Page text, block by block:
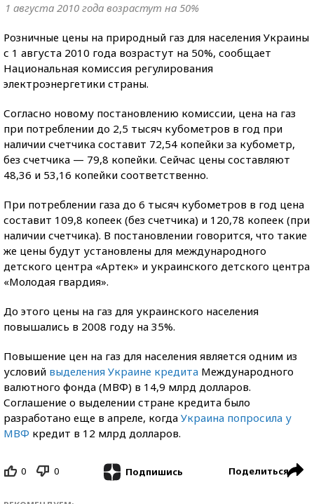
1 августа 2010 года возрастут на 50%
Розничные цены на природный газ для населения Украины
с 1 августа 2010 года возрастут на 50%, сообщает
Национальная комиссия регулирования
электроэнергетики страны.
Согласно новому постановлению комиссии, цена на газ
при потреблении до 2,5 тысяч кубометров в год при
наличии счетчика составит 72,54 копейки за кубометр,
без счетчика — 79,8 копейки. Сейчас цены составляют
48,36 и 53,16 копейки соответственно.
При потреблении газа до 6 тысяч кубометров в год цена
составит 109,8 копеек (без счетчика) и 120,78 копеек (при
наличии счетчика). В постановлении говорится, что такие
же цены будут установлены для международного
детского центра «Артек» и украинского детского центра
«Молодая гвардия».
До этого цены на газ для украинского населения
повышались в 2008 году на 35%.
Повышение цен на газ для населения является одним из
условий выделения Украине кредита Международного
валютного фонда (МВФ) в 14,9 млрд долларов.
Соглашение о выделении стране кредита было
разработано еще в апреле, когда Украина попросила у
МВФ кредит в 12 млрд долларов.
0 0 Подпишись Поделиться